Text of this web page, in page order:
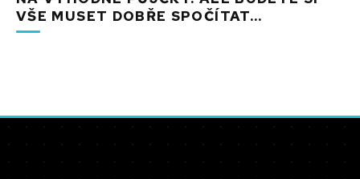
VŠE MUSET DOBŘE SPOČÍTAT...